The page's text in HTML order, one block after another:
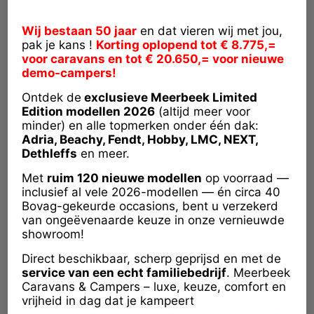
Prijs op aanvraag
Hobby
390 460 495 540 +KORTING
Wij bestaan 50 jaar en dat vieren wij met jou,
pak je kans ! Korting oplopend tot € 8.775,=
voor caravans en tot € 20.650,= voor nieuwe
demo-campers!
Ontdek de exclusieve Meerbeek Limited
Edition modellen 2026 (altijd meer voor
minder) en alle topmerken onder één dak:
Adria, Beachy, Fendt, Hobby, LMC, NEXT,
Dethleffs en meer.
Met ruim 120 nieuwe modellen op voorraad —
inclusief al vele 2026-modellen — én circa 40
Bovag-gekeurde occasions, bent u verzekerd
van ongeëvenaarde keuze in onze vernieuwde
showroom!
Direct beschikbaar, scherp geprijsd en met de
service van een echt familiebedrijf. Meerbeek
Caravans & Campers – luxe, keuze, comfort en
vrijheid in dag dat je kampeert